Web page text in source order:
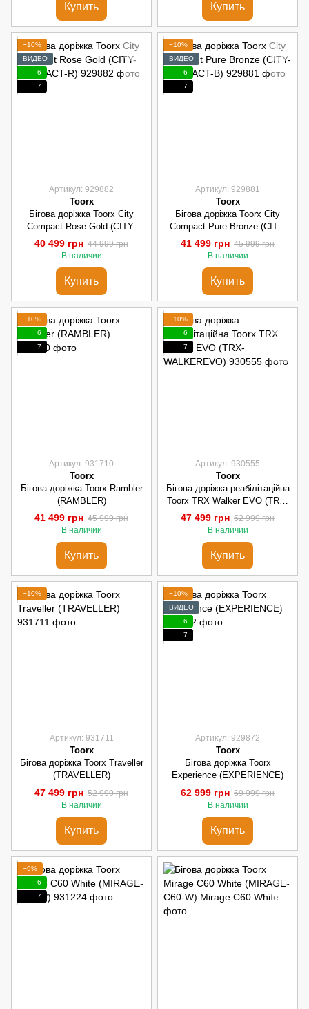
Купить Купить
−10%
ВИДЕО
6
7
Артикул: 929882
Toorx
Бігова доріжка Toorx City
Compact Rose Gold (CITY-
COMPACT-R)
40 499 грн 44 999 грн
В наличии
Купить
−10%
ВИДЕО
6
7
Артикул: 929881
Toorx
Бігова доріжка Toorx City
Compact Pure Bronze (CITY-
COMPACT-B)
41 499 грн 45 999 грн
В наличии
Купить
−10%
6
7
Артикул: 931710
Toorx
Бігова доріжка Toorx Rambler
(RAMBLER)
41 499 грн 45 999 грн
В наличии
Купить
−10%
6
7
Артикул: 930555
Toorx
Бігова доріжка реабілітаційна
Toorx TRX Walker EVO (TRX-
WALKEREVO)
47 499 грн 52 999 грн
В наличии
Купить
−10%
Артикул: 931711
Toorx
Бігова доріжка Toorx Traveller
(TRAVELLER)
47 499 грн 52 999 грн
В наличии
Купить
−10%
ВИДЕО
6
7
Артикул: 929872
Toorx
Бігова доріжка Toorx
Experience (EXPERIENCE)
62 999 грн 69 999 грн
В наличии
Купить
−9%
6
7